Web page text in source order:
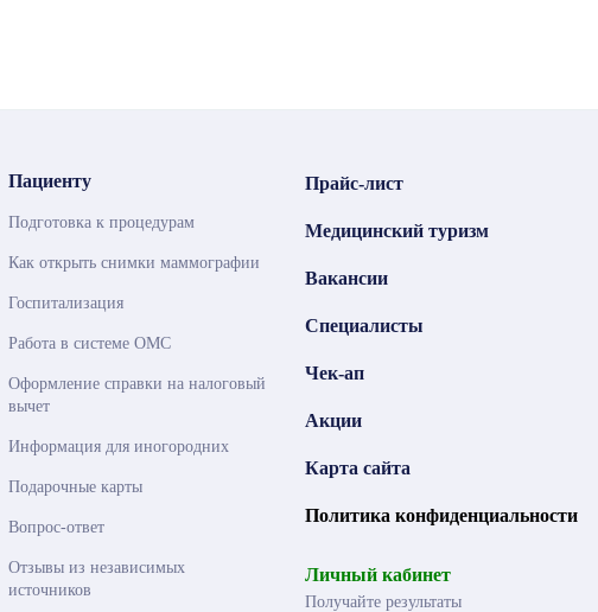
Пациенту
Подготовка к процедурам
Как открыть снимки маммографии
Госпитализация
Работа в системе ОМС
Оформление справки на налоговый
вычет
Информация для иногородних
Подарочные карты
Вопрос-ответ
Отзывы из независимых
источников
Прайс-лист
Медицинский туризм
Вакансии
Специалисты
Чек-ап
Акции
Карта сайта
Политика конфиденциальности
Личный кабинет
Получайте результаты